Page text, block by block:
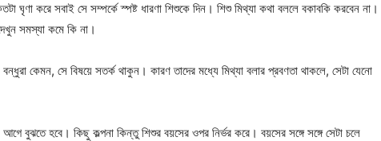
ঘৃণা করে সবাই সে সম্পর্কে স্পষ্ট ধারণা শিশুকে দিন। শিশু মিথ্যা কথা বললে বকাবকি করবেন না।
সমস্যা কমে কি না।
কেমন, সে বিষয়ে সতর্ক থাকুন। কারণ তাদের মধ্যে মিথ্যা বলার প্রবণতা থাকলে, সেটা যেনো
বুঝতে হবে। কিছু কল্পনা কিন্তু শিশুর বয়সের ওপর নির্ভর করে। বয়সের সঙ্গে সঙ্গে সেটা চলে